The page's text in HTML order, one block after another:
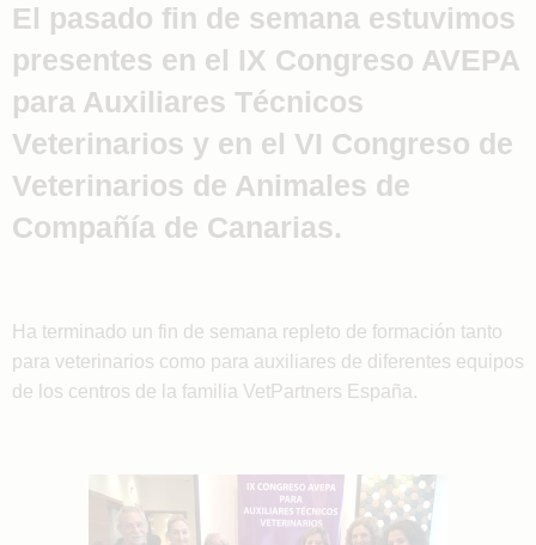
El pasado fin de semana estuvimos
presentes en el IX Congreso AVEPA
para Auxiliares Técnicos
Veterinarios y en el VI Congreso de
Veterinarios de Animales de
Compañía de Canarias.
Ha terminado un fin de semana repleto de formación tanto
para veterinarios como para auxiliares de diferentes equipos
de los centros de la familia VetPartners España.